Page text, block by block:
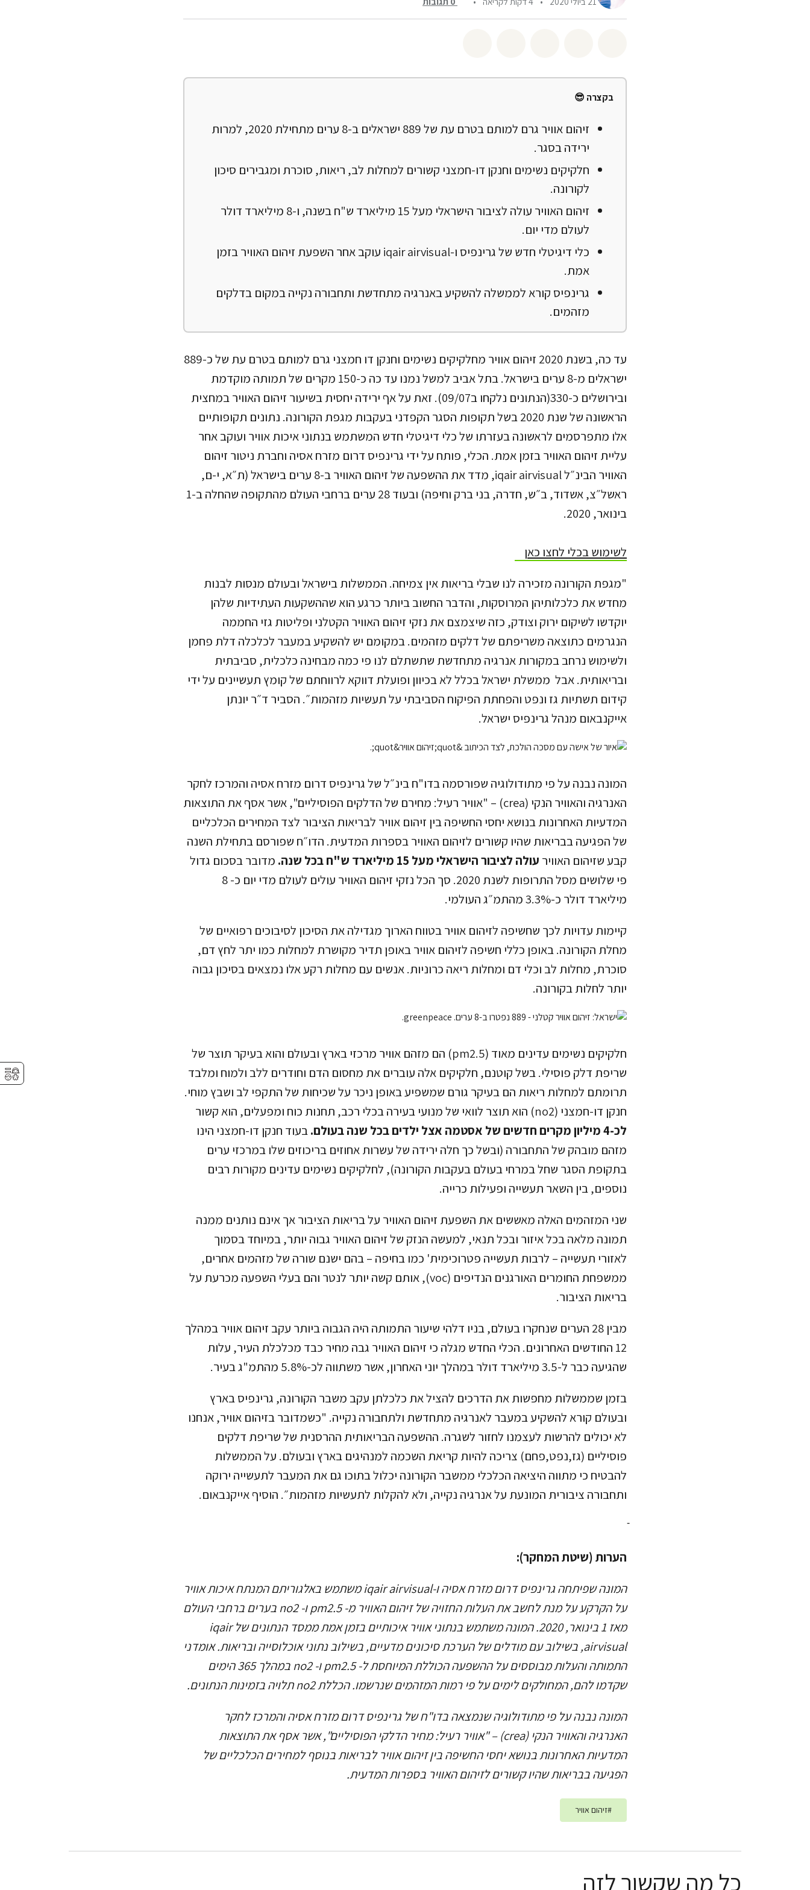
בקצרה 😎
זיהום אוויר גרם למותם בטרם עת של 889 ישראלים ב-8 ערים מתחילת 2020, למרות
ירידה בסגר.
חלקיקים נשימים וחנקן דו-חמצני קשורים למחלות לב, ריאות, סוכרת ומגבירים סיכון
לקורונה.
זיהום האוויר עולה לציבור הישראלי מעל 15 מיליארד ש"ח בשנה, ו-8 מיליארד דולר
לעולם מדי יום.
כלי דיגיטלי חדש של גרינפיס ו-iqair airvisual עוקב אחר השפעת זיהום האוויר בזמן
אמת.
גרינפיס קורא לממשלה להשקיע באנרגיה מתחדשת ותחבורה נקייה במקום בדלקים
מזהמים.
עד כה, בשנת 2020 זיהום אוויר מחלקיקים נשימים וחנקן דו חמצני גרם למותם בטרם עת של כ-889
ישראלים מ-8 ערים בישראל. בתל אביב למשל נמנו עד כה כ-150 מקרים של תמותה מוקדמת
ובירושלים כ-330(הנתונים נלקחו ב09/07). זאת על אף ירידה יחסית בשיעור זיהום האוויר במחצית
הראשונה של שנת 2020 בשל תקופות הסגר הקפדני בעקבות מגפת הקורונה. נתונים תקופותיים
אלו מתפרסמים לראשונה בעזרתו של כלי דיגיטלי חדש המשתמש בנתוני איכות אוויר ועוקב אחר
עליית זיהום האוויר בזמן אמת. הכלי, פותח על ידי גרינפיס דרום מזרח אסיה וחברת ניטור זיהום
האוויר הבינ״ל iqair airvisual, מדד את ההשפעה של זיהום האוויר ב-8 ערים בישראל (ת״א, י-ם,
ראשל״צ, אשדוד, ב״ש, חדרה, בני ברק וחיפה) ובעוד 28 ערים ברחבי העולם מהתקופה שהחלה ב-1
בינואר, 2020.
לשימוש בכלי לחצו כאן
"מגפת הקורונה מזכירה לנו שבלי בריאות אין צמיחה. הממשלות בישראל ובעולם מנסות לבנות
מחדש את כלכלותיהן המרוסקות, והדבר החשוב ביותר כרגע הוא שההשקעות העתידיות שלהן
יוקדשו לשיקום ירוק וצודק, כזה שיצמצם את נזקי זיהום האוויר הקטלני ופליטות גזי החממה
הנגרמים כתוצאה משריפתם של דלקים מזהמים. במקומם יש להשקיע במעבר לכלכלה דלת פחמן
ולשימוש נרחב במקורות אנרגיה מתחדשת שתשתלם לנו פי כמה מבחינה כלכלית, סביבתית
ובריאותית. אבל ממשלת ישראל בכלל לא בכיוון ופועלת דווקא לרווחתם של קומץ תעשיינים על ידי
קידום תשתיות גז ונפט והפחתת הפיקוח הסביבתי על תעשיות מזהמות״. הסביר ד״ר יונתן
אייקנבאום מנהל גרינפיס ישראל.
המונה נבנה על פי מתודולוגיה שפורסמה בדו"ח בינ״ל של גרינפיס דרום מזרח אסיה והמרכז לחקר
האנרגיה והאוויר הנקי (crea) – "אוויר רעיל: מחירם של הדלקים הפוסיליים", אשר אסף את התוצאות
המדעיות האחרונות בנושא יחסי החשיפה בין זיהום אוויר לבריאות הציבור לצד המחירים הכלכליים
של הפגיעה בבריאות שהיו קשורים לזיהום האוויר בספרות המדעית. הדו״ח שפורסם בתחילת השנה
קבע שזיהום האוויר עולה לציבור הישראלי מעל 15 מיליארד ש"ח בכל שנה.
מדובר בסכום גדול
פי שלושים מסל התרופות לשנת 2020. סך הכל נזקי זיהום האוויר עולים לעולם מדי יום כ- 8
מיליארד דולר כ-3.3% מהתמ״ג העולמי.
קיימות עדויות לכך שחשיפה לזיהום אוויר בטווח הארוך מגדילה את הסיכון לסיבוכים רפואיים של
מחלת הקורונה. באופן כללי חשיפה לזיהום אוויר באופן תדיר מקושרת למחלות כמו יתר לחץ דם,
סוכרת, מחלות לב וכלי דם ומחלות ריאה כרוניות. אנשים עם מחלות רקע אלו נמצאים בסיכון גבוה
יותר לחלות בקורונה.
חלקיקים נשימים עדינים מאוד (pm2.5) הם מזהם אוויר מרכזי בארץ ובעולם והוא בעיקר תוצר של
שריפת דלק פוסילי. בשל קוטנם, חלקיקים אלה עוברים את מחסום הדם וחודרים ללב ולמוח ומלבד
תרומתם למחלות ריאות הם בעיקר גורם שמשפיע באופן ניכר על שכיחות של התקפי לב ושבץ מוחי.
חנקן דו-חמצני (no2) הוא תוצר לוואי של מנועי בעירה בכלי רכב, תחנות כוח ומפעלים, הוא קשור
לכ-4 מיליון מקרים חדשים של אסטמה אצל ילדים בכל שנה בעולם.
בעוד חנקן דו-חמצני הינו
מזהם מובהק של התחבורה (ובשל כך חלה ירידה של עשרות אחוזים בריכוזים שלו במרכזי ערים
בתקופת הסגר שחל במרחי בעולם בעקבות הקורונה), לחלקיקים נשימים עדינים מקורות רבים
נוספים, בין השאר תעשייה ופעילות כרייה.
שני המזהמים האלה מאששים את השפעת זיהום האוויר על בריאות הציבור אך אינם נותנים ממנה
תמונה מלאה בכל איזור ובכל תנאי, למעשה הנזק של זיהום האוויר גבוה יותר, במיוחד בסמוך
לאזורי תעשייה – לרבות תעשייה פטרוכימית' כמו בחיפה – בהם ישנם שורה של מזהמים אחרים,
ממשפחת החומרים האורגנים הנדיפים (voc), אותם קשה יותר לנטר והם בעלי השפעה מכרעת על
בריאות הציבור.
מבין 28 הערים שנחקרו בעולם, בניו דלהי שיעור התמותה היה הגבוה ביותר עקב זיהום אוויר במהלך
12 החודשים האחרונים. הכלי החדש מגלה כי זיהום האוויר גבה מחיר כבד מכלכלת העיר, עלות
שהגיעה כבר ל-3.5 מיליארד דולר במהלך יוני האחרון, אשר משתווה לכ-5.8% מהתמ"ג בעיר.
בזמן שממשלות מחפשות את הדרכים להציל את כלכלתן עקב משבר הקורונה, גרינפיס בארץ
ובעולם קורא להשקיע במעבר לאנרגיה מתחדשת ולתחבורה נקייה. "כשמדובר בזיהום אוויר, אנחנו
לא יכולים להרשות לעצמנו לחזור לשגרה. ההשפעה הבריאותית ההרסנית של שריפת דלקים
פוסיליים (גז,נפט,פחם) צריכה להיות קריאת השכמה למנהיגים בארץ ובעולם. על הממשלות
להבטיח כי מתווה היציאה הכלכלי ממשבר הקורונה יכלול בתוכו גם את המעבר לתעשייה ירוקה
ותחבורה ציבורית המונעת על אנרגיה נקייה, ולא להקלות לתעשיות מזהמות״. הוסיף אייקנבאום.
הערות (שיטת המחקר):
המונה שפיתחה גרינפיס דרום מזרח אסיה ו-iqair airvisual משתמש באלגוריתם המנתח איכות אוויר
על הקרקע על מנת לחשב את העלות החזויה של זיהום האוויר מ- pm2.5 ו- no2 בערים ברחבי העולם
מאז 1 בינואר, 2020. המונה משתמש בנתוני אוויר איכותיים בזמן אמת ממסד הנתונים של iqair
airvisual, בשילוב עם מודלים של הערכת סיכונים מדעיים, בשילוב נתוני אוכלוסייה ובריאות. אומדני
התמותה והעלות מבוססים על ההשפעה הכוללת המיוחסת ל- pm2.5 ו- no2 במהלך 365 הימים
שקדמו להם, המחולקים לימים על פי רמות המזהמים שנרשמו. הכללת no2 תלויה בזמינות הנתונים.
המונה נבנה על פי מתודולוגיה שנמצאה בדו"ח של גרינפיס דרום מזרח אסיה והמרכז לחקר
האנרגיה והאוויר הנקי (crea) – "אוויר רעיל: מחיר הדלקי הפוסיליים", אשר אסף את התוצאות
המדעיות האחרונות בנושא יחסי החשיפה בין זיהום אוויר לבריאות בנוסף למחירים הכלכליים של
הפגיעה בבריאות שהיו קשורים לזיהום האוויר בספרות המדעית.
#זיהום אוויר
כל מה שקשור לזה
⚥︎